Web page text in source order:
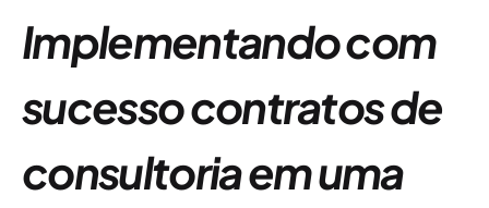
Implementando com
sucesso contratos de
consultoria em uma